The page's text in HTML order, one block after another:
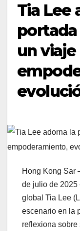
Tia Lee
portada
un viaje
Hong Kong Sar
de julio de 2025
global Tia Lee
escenario en la
reflexiona